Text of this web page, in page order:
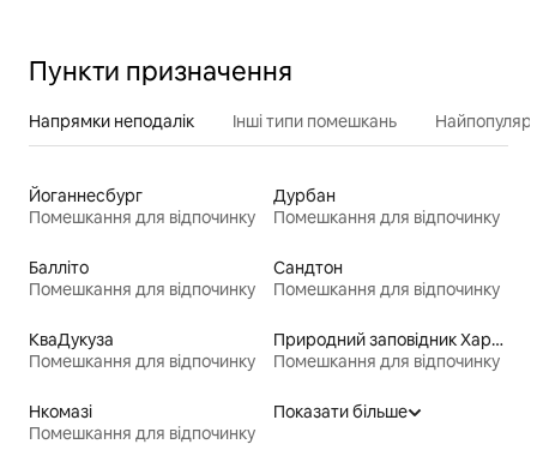
Пункти призначення
Напрямки неподалік Інші типи помешкань
Йоганнесбург
Помешкання для відпочинку
Дурбан
Помешкання для відпочинку
Балліто
Помешкання для відпочинку
Сандтон
Помешкання для відпочинку
КваДукуза
Помешкання для відпочинку
Природний заповідник Хартабіспурт
Помешкання для відпочинку
Нкомазі
Помешкання для відпочинку
Показати більше